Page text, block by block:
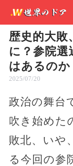
歴史的大敗
に？参院選
はあるのか
2025/07/20
政治の舞台
吹き始めた
敗北、いや、
る今回の参